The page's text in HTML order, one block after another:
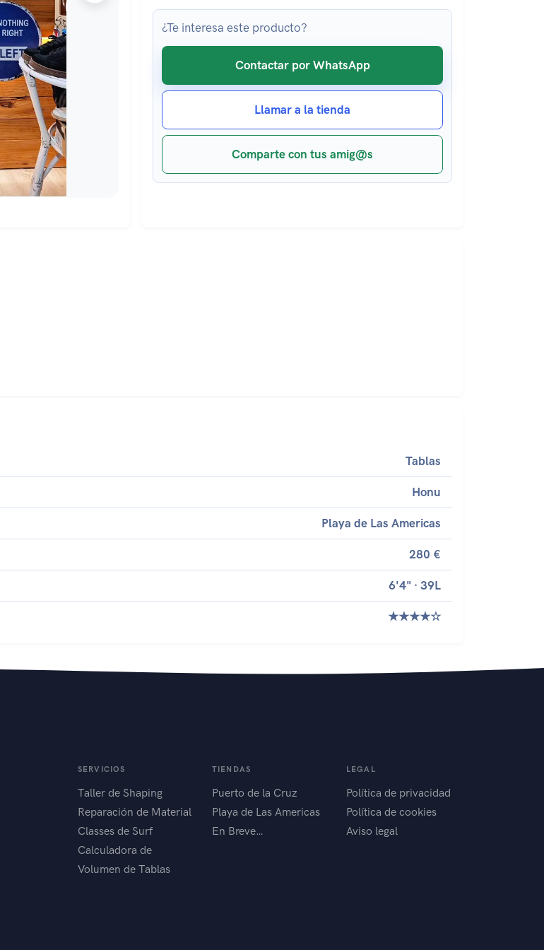
¿Te interesa este producto?
Contactar por WhatsApp
Llamar a la tienda
Comparte con tus amig@s
Tablas
Honu
Playa de Las Americas
280 €
6'4" · 39L
★★★★☆
SERVICIOS
Taller de Shaping
Reparación de Material
Classes de Surf
Calculadora de
Volumen de Tablas
TIENDAS
Puerto de la Cruz
Playa de Las Americas
En Breve…
LEGAL
Política de privacidad
Política de cookies
Aviso legal